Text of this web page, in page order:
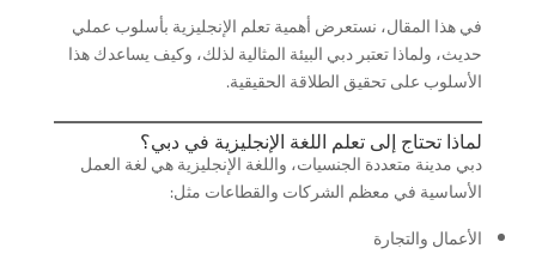
في هذا المقال، نستعرض أهمية تعلم الإنجليزية بأسلوب عملي
حديث، ولماذا تعتبر دبي البيئة المثالية لذلك، وكيف يساعدك هذا
الأسلوب على تحقيق الطلاقة الحقيقية.
لماذا تحتاج إلى تعلم اللغة الإنجليزية في دبي؟
دبي مدينة متعددة الجنسيات، واللغة الإنجليزية هي لغة العمل
الأساسية في معظم الشركات والقطاعات مثل:
الأعمال والتجارة